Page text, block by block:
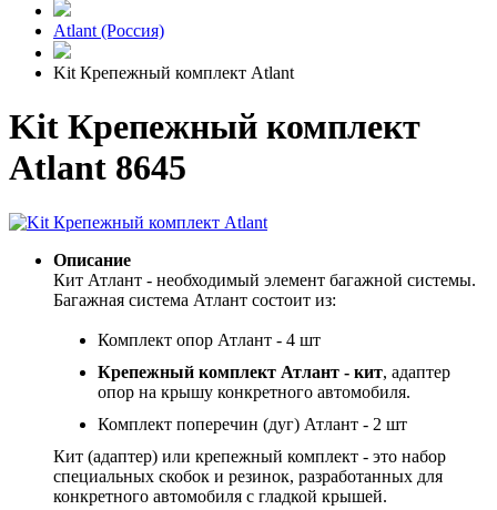
Atlant (Россия)
Kit Крепежный комплект Atlant
Kit Крепежный комплект
Atlant 8645
Описание
Кит Атлант - необходимый элемент багажной системы.
Багажная система Атлант состоит из:
Комплект опор Атлант - 4 шт
Крепежный комплект Атлант - кит, адаптер
опор на крышу конкретного автомобиля.
Комплект поперечин (дуг) Атлант - 2 шт
Кит (адаптер) или крепежный комплект - это набор
специальных скобок и резинок, разработанных для
конкретного автомобиля с гладкой крышей.